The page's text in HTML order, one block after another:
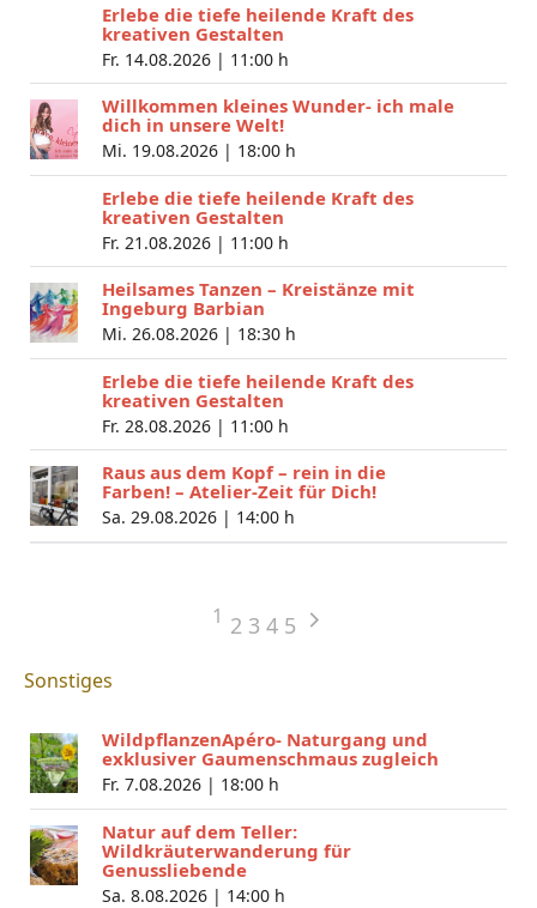
Erlebe die tiefe heilende Kraft des
kreativen Gestalten
Fr. 14.08.2026 | 11:00 h
Willkommen kleines Wunder- ich male
dich in unsere Welt!
Mi. 19.08.2026 | 18:00 h
Erlebe die tiefe heilende Kraft des
kreativen Gestalten
Fr. 21.08.2026 | 11:00 h
Heilsames Tanzen – Kreistänze mit
Ingeburg Barbian
Mi. 26.08.2026 | 18:30 h
Erlebe die tiefe heilende Kraft des
kreativen Gestalten
Fr. 28.08.2026 | 11:00 h
Raus aus dem Kopf – rein in die
Farben! – Atelier-Zeit für Dich!
Sa. 29.08.2026 | 14:00 h
1 2 3 4 5
Sonstiges
WildpflanzenApéro- Naturgang und
exklusiver Gaumenschmaus zugleich
Fr. 7.08.2026 | 18:00 h
Natur auf dem Teller:
Wildkräuterwanderung für
Genussliebende
Sa. 8.08.2026 | 14:00 h